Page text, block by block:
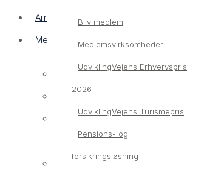
Bliv medlem
Medlemsvirksomheder
UdviklingVejens Erhvervspris
2026
UdviklingVejens Turismepris
Pensions- og
forsikringsløsning
Arrangementer
Medlemskab
Bliv medlem
Medlemsvirksomheder
UdviklingVejens Erhvervspris
UdviklingVejens Turismepris